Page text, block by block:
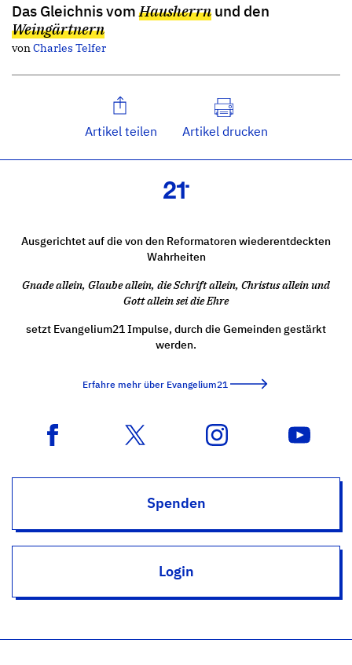
Das Gleichnis vomHausherrn und den
Weingärtnern
vonCharles Telfer
Artikel teilen Artikel drucken
Ausgerichtet auf die von den Reformatoren wiederentdeckten
Wahrheiten
Gnade allein, Glaube allein, die Schrift allein, Christus allein und
Gott allein sei die Ehre
setzt Evangelium21 Impulse, durch die Gemeinden gestärkt
werden.
Erfahre mehr über Evangelium21
Spenden
Login